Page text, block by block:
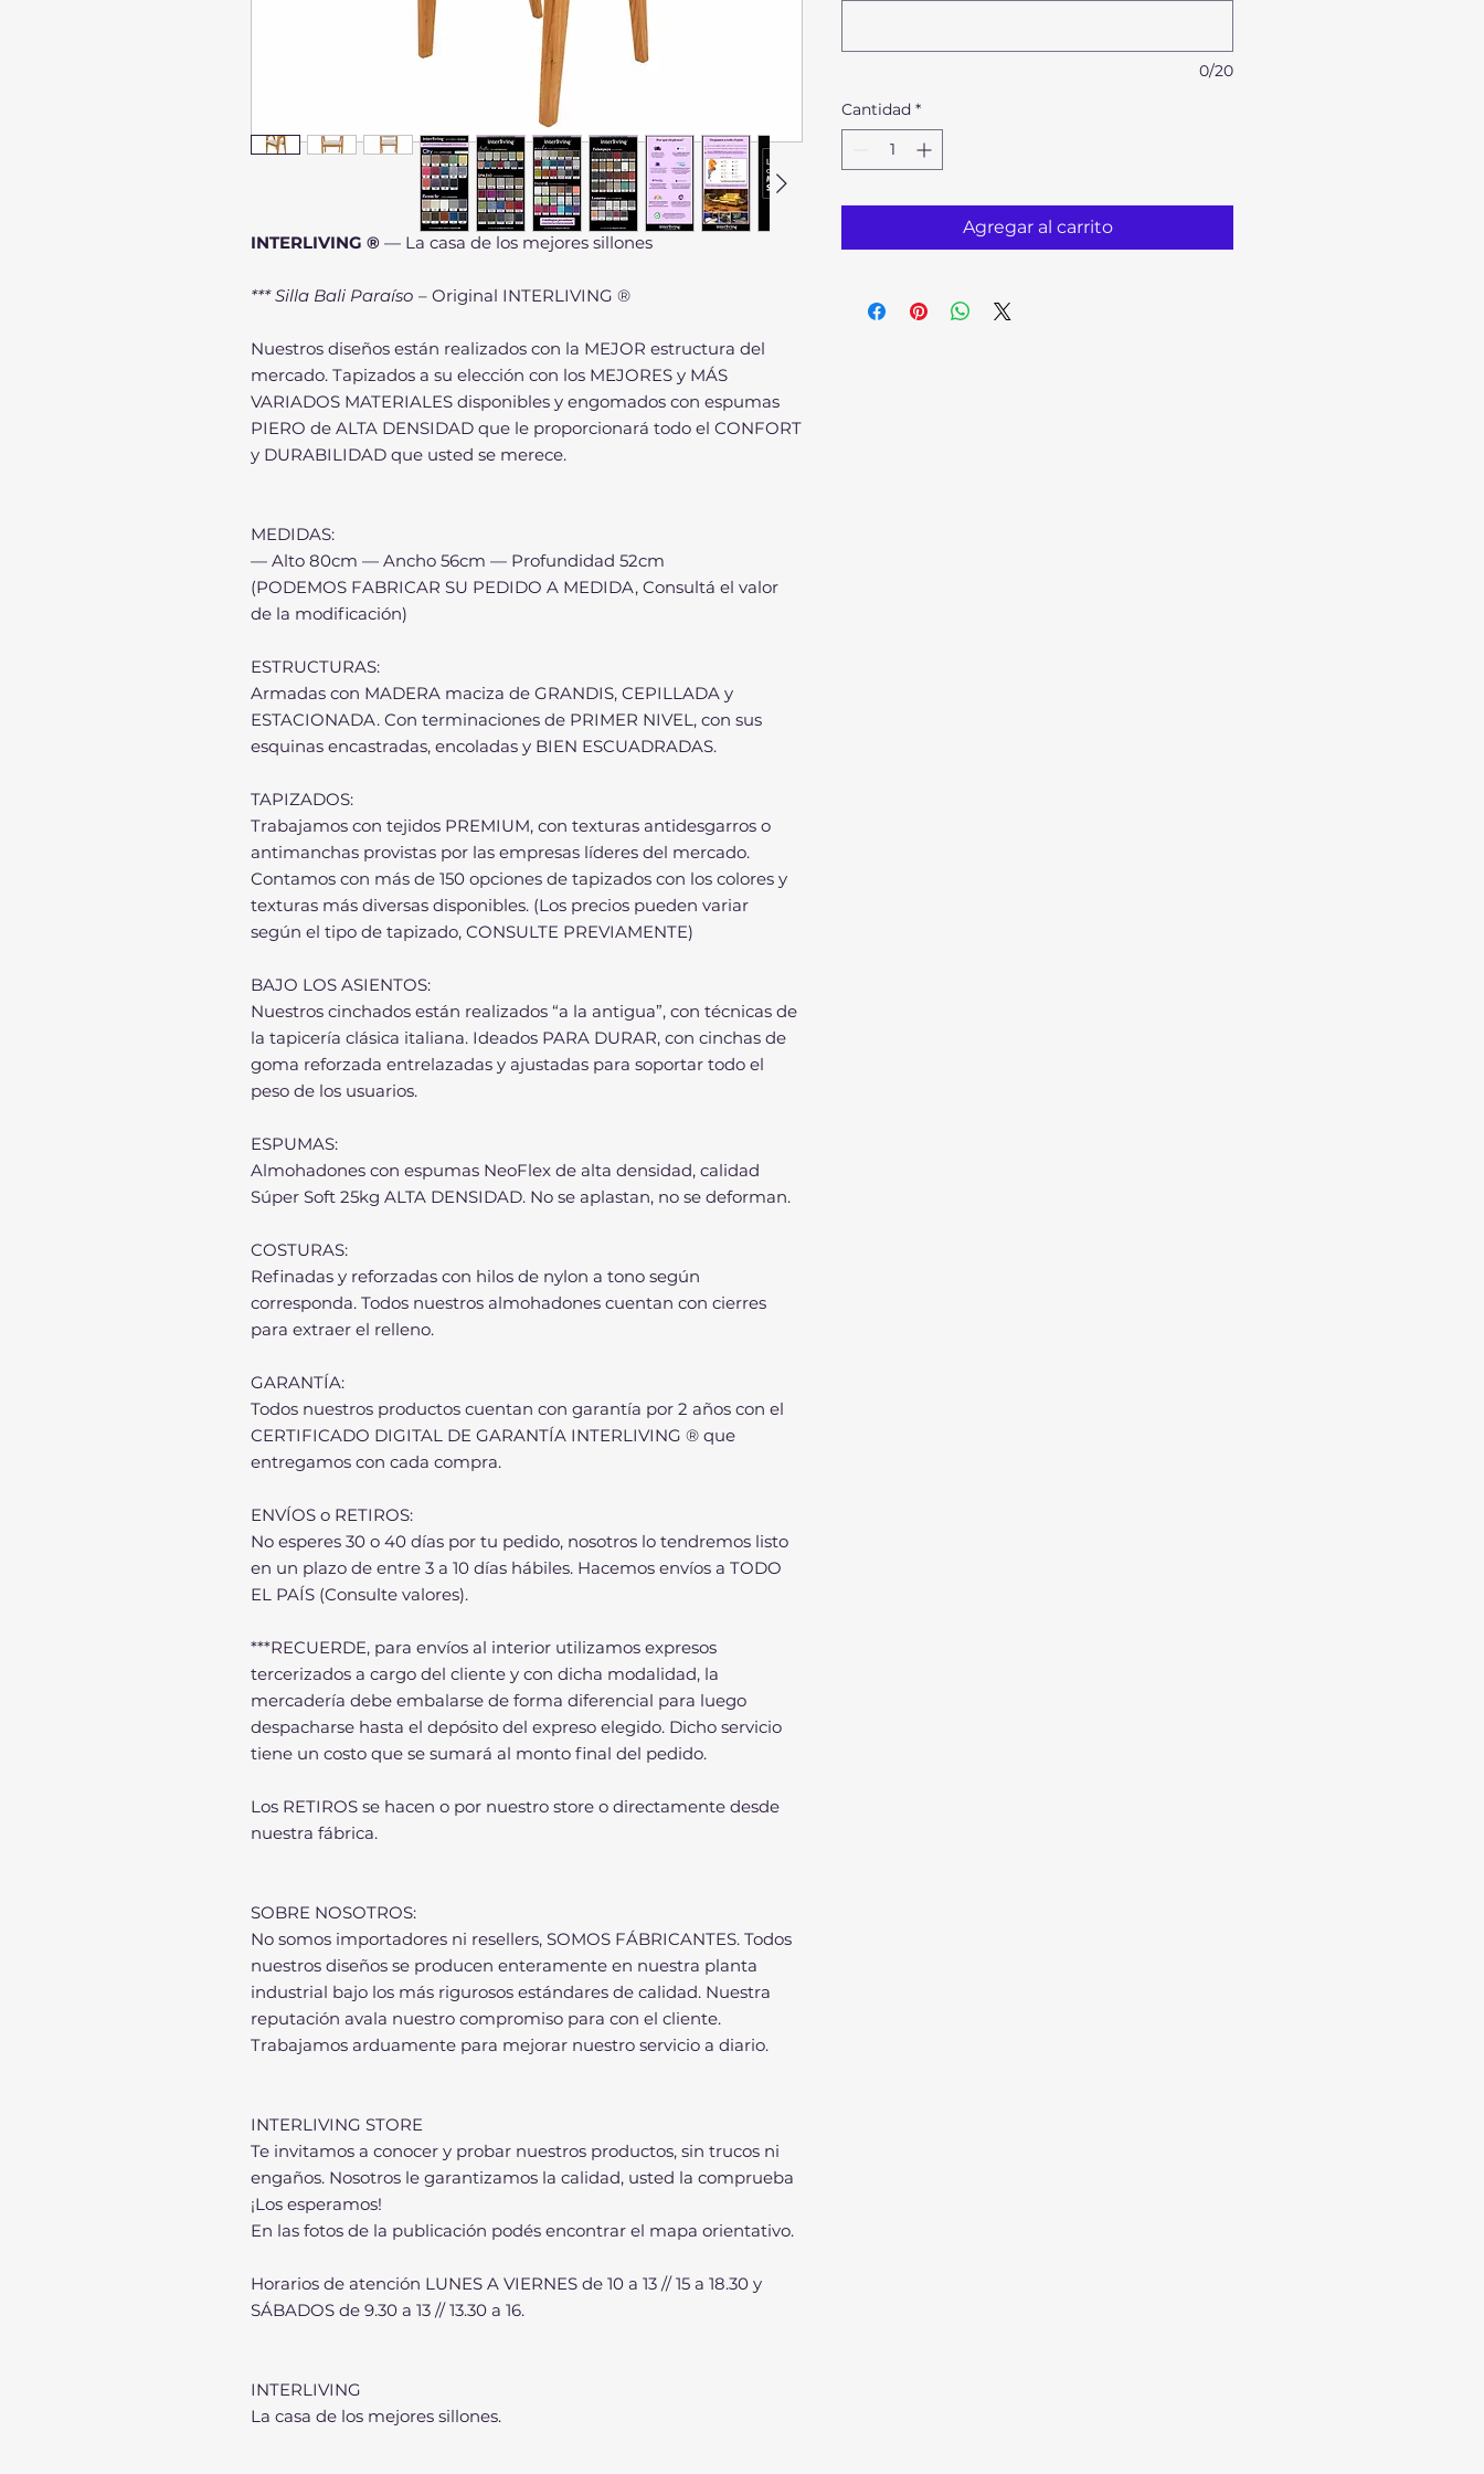
INTERLIVING ® — La casa de los mejores sillones
*** Silla Bali Paraíso – Original INTERLIVING ®
Nuestros diseños están realizados con la MEJOR estructura del
mercado. Tapizados a su elección con los MEJORES y MÁS
VARIADOS MATERIALES disponibles y engomados con espumas
PIERO de ALTA DENSIDAD que le proporcionará todo el CONFORT
y DURABILIDAD que usted se merece.
MEDIDAS:
— Alto 80cm — Ancho 56cm — Profundidad 52cm
(PODEMOS FABRICAR SU PEDIDO A MEDIDA, Consultá el valor
de la modificación)
ESTRUCTURAS:
Armadas con MADERA maciza de GRANDIS, CEPILLADA y
ESTACIONADA. Con terminaciones de PRIMER NIVEL, con sus
esquinas encastradas, encoladas y BIEN ESCUADRADAS.
TAPIZADOS:
Trabajamos con tejidos PREMIUM, con texturas antidesgarros o
antimanchas provistas por las empresas líderes del mercado.
Contamos con más de 150 opciones de tapizados con los colores y
texturas más diversas disponibles. (Los precios pueden variar
según el tipo de tapizado, CONSULTE PREVIAMENTE)
BAJO LOS ASIENTOS:
Nuestros cinchados están realizados “a la antigua”, con técnicas de
la tapicería clásica italiana. Ideados PARA DURAR, con cinchas de
goma reforzada entrelazadas y ajustadas para soportar todo el
peso de los usuarios.
ESPUMAS:
Almohadones con espumas NeoFlex de alta densidad, calidad
Súper Soft 25kg ALTA DENSIDAD. No se aplastan, no se deforman.
COSTURAS:
Refinadas y reforzadas con hilos de nylon a tono según
corresponda. Todos nuestros almohadones cuentan con cierres
para extraer el relleno.
GARANTÍA:
Todos nuestros productos cuentan con garantía por 2 años con el
CERTIFICADO DIGITAL DE GARANTÍA INTERLIVING ® que
entregamos con cada compra.
ENVÍOS o RETIROS:
No esperes 30 o 40 días por tu pedido, nosotros lo tendremos listo
en un plazo de entre 3 a 10 días hábiles. Hacemos envíos a TODO
EL PAÍS (Consulte valores).
***RECUERDE, para envíos al interior utilizamos expresos
tercerizados a cargo del cliente y con dicha modalidad, la
mercadería debe embalarse de forma diferencial para luego
despacharse hasta el depósito del expreso elegido. Dicho servicio
tiene un costo que se sumará al monto final del pedido.
Los RETIROS se hacen o por nuestro store o directamente desde
nuestra fábrica.
SOBRE NOSOTROS:
No somos importadores ni resellers, SOMOS FÁBRICANTES. Todos
nuestros diseños se producen enteramente en nuestra planta
industrial bajo los más rigurosos estándares de calidad. Nuestra
reputación avala nuestro compromiso para con el cliente.
Trabajamos arduamente para mejorar nuestro servicio a diario.
INTERLIVING STORE
Te invitamos a conocer y probar nuestros productos, sin trucos ni
engaños. Nosotros le garantizamos la calidad, usted la comprueba
¡Los esperamos!
En las fotos de la publicación podés encontrar el mapa orientativo.
Horarios de atención LUNES A VIERNES de 10 a 13 // 15 a 18.30 y
SÁBADOS de 9.30 a 13 // 13.30 a 16.
INTERLIVING
La casa de los mejores sillones.
0/20
Cantidad *
Agregar al carrito